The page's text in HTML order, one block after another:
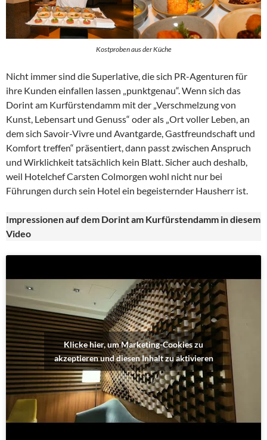
Kostproben aus der Küche
Nicht immer sind die Superlative, die sich PR-Agenturen für
ihre Kunden einfallen lassen „punktgenau“. Wenn sich das
Dorint am Kurfürstendamm mit der „Verschmelzung von
Kunst, Lebensart und Genuss“ oder als „Ort voller Leben, an
dem sich Savoir-Vivre und Avantgarde, Gastfreundschaft und
Komfort treffen“ präsentiert, dann passt zwischen Anspruch
und Wirklichkeit tatsächlich kein Blatt. Sicher auch deshalb,
weil Hotelchef Carsten Colmorgen wohl nicht nur bei
Führungen durch sein Hotel ein begeisternder Hausherr ist.
Impressionen auf dem Dorint am Kurfürstendamm in diesem
Video
Klicke hier, um Marketing-Cookies zu
akzeptieren und diesen Inhalt zu aktivieren